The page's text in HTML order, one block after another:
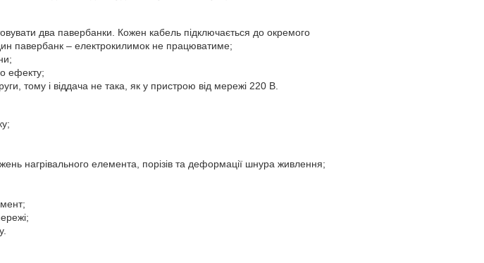
два павербанки. Кожен кабель підключається до окремого
павербанк – електрокилимок не працюватиме;
ефекту;
тому і віддача не така, як у пристрою від мережі 220 В.
нагрівального елемента, порізів та деформації шнура живлення;